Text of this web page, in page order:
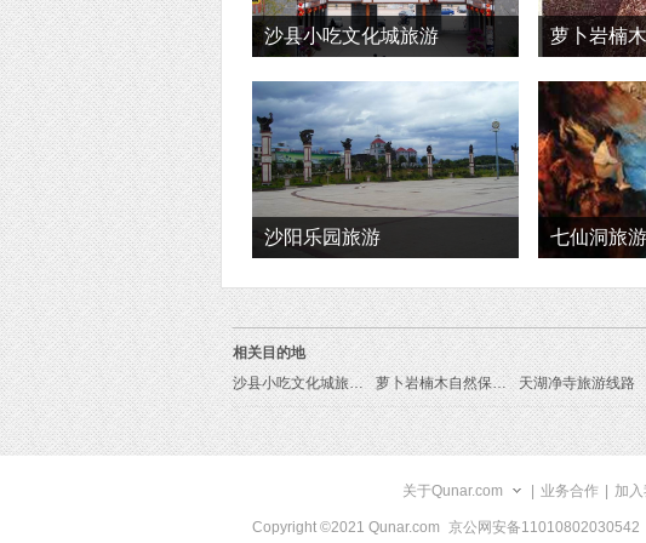
沙县小吃文化城旅游 萝卜岩楠
沙阳乐园旅游 七仙洞旅游
相关目的地
沙县小吃文化城旅游线路
萝卜岩楠木自然保护区旅游线路 天湖净寺旅游线路
关于Qunar.com 业务合作 加
Copyright ©2021 Qunar.com 京公网安备11010802030542